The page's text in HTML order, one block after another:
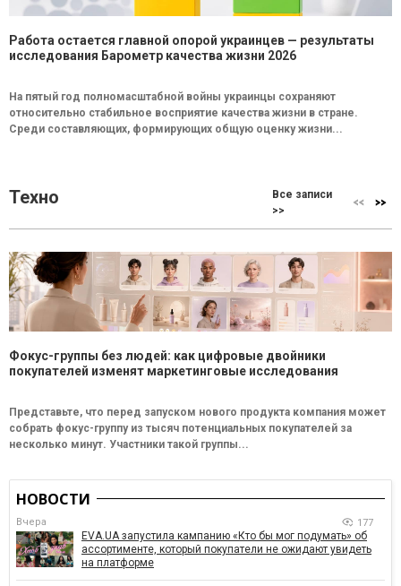
Работа остается главной опорой украинцев — результаты
исследования Барометр качества жизни 2026
На пятый год полномасштабной войны украинцы сохраняют
относительно стабильное восприятие качества жизни в стране.
Среди составляющих, формирующих общую оценку жизни...
Техно
Все записи
>>
Фокус-группы без людей: как цифровые двойники
покупателей изменят маркетинговые исследования
Представьте, что перед запуском нового продукта компания может
собрать фокус-группу из тысяч потенциальных покупателей за
несколько минут. Участники такой группы...
НОВОСТИ
Вчера 177
EVA.UA запустила кампанию «Кто бы мог подумать» об
ассортименте, который покупатели не ожидают увидеть
на платформе